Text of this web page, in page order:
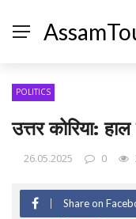
POLITICS
उत्तर कोरिया:
26.05.2025 0
Share on